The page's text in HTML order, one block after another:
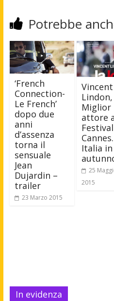
Potrebbe
‘French
Connection-
Le French’
dopo due
anni
d’assenza
torna il
sensuale
Jean
Dujardin –
trailer
23 Marzo 2015
Vincent
Lindon,
Miglior
attore
Italia in
25
2015
In evidenza